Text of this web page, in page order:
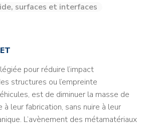
surfaces et interfaces
pour réduire l’impact
structures ou l’empreinte
est de diminuer la masse de
à leur fabrication, sans nuire à leur
L’avènement des métamatériaux